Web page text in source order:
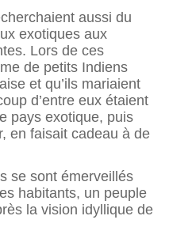
aussi du
exotiques aux
Lors de ces
de petits Indiens
et qu’ils mariaient
d’entre eux étaient
pays exotique, puis
en faisait cadeau à de
se sont émerveillés
habitants, un peuple
la vision idyllique de